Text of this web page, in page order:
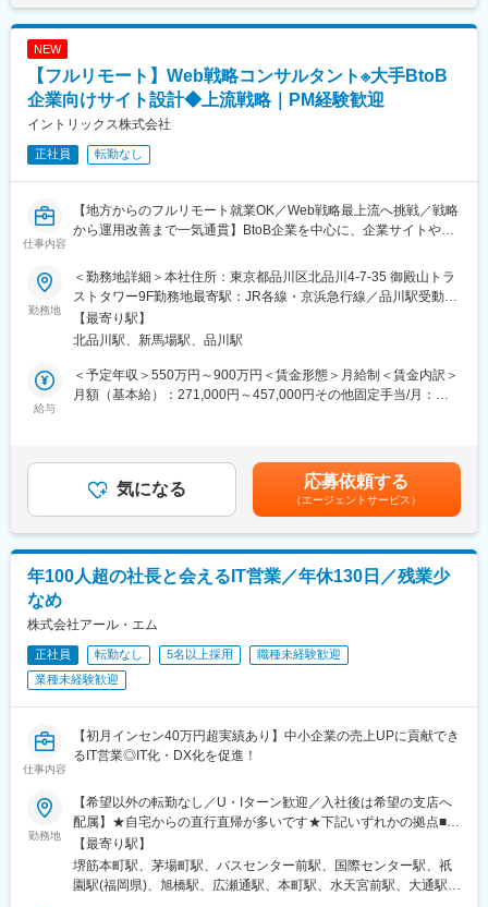
NEW
【フルリモート】Web戦略コンサルタント※大手BtoB
企業向けサイト設計◆上流戦略｜PM経験歓迎
イントリックス株式会社
正社員 転勤なし
仕事内容
【地方からのフルリモート就業OK／Web戦略最上流へ挑戦／戦略
から運用改善まで一気通貫】BtoB企業を中心に、企業サイトやデ
繋げる上流コンサルティングポジションです。
■企業概要
BtoB企業に特化したデジタルコミュニケーション支援会社です。
戦略・クリエイティブ・テクノロジーを掛け合わせ、企業サイト
構築からSEO、AIO、SNS活用、アクセス解析まで幅広く支援し
ています。
■採用背景
企業サイトに求められる役割が高度化し、グローバルサイト統合
■業務内容
BtoB企業が抱えるブランド認知向上や顧客接点強化、情報発信最
適化などの課題に対し、Webサイトを軸とした戦略立案から実行
・現状分析、競合分析
・サイト構想、要件定義
・プロジェクトマネジメント
・公開後の改善提案、運用支援
6名で構成されており、戦略立案から実行支援までチームで連携し
ながらプロジェクトを推進しています。
クライアントの広報責任者や経営層と直接対話し、企業サイト単
体ではなく事業戦略全体を踏まえた提案ができます。戦略立案だ
けでなく実行や改善まで携われる点が特徴です。
■求人魅力
・Web制作ではなく経営課題の整理や戦略策定など最上流工程に
挑戦できます。
勤務地
＜勤務地詳細＞本社住所：東京都品川区北品川4-7-35 御殿山トラ
ストタワー9F勤務地最寄駅：JR各線・京浜急行線／品川駅受動喫
煙対策：屋内全面禁煙変更の範囲：会社の定める事業所（リモー
トワーク含む）
【最寄り駅】
北品川駅、新馬場駅、品川駅
給与
＜予定年収＞550万円～900万円＜賃金形態＞月給制＜賃金内訳＞
月額（基本給）：271,000円～457,000円その他固定手当/月：
業手当＞有＜給与補足＞・ご経験に応じて最終的な年収を決定い
たします。・その他固定手当詳細：リモート手当（一律3,000円）
賃金はあくまでも目安の金額であり、選考を通じて上下する可能
性があります。月給(月額)は固定手当を含めた表記です。
気になる 応募依頼する
（エージェントサービス）
年100人超の社長と会えるIT営業／年休130日／残業少
なめ
株式会社アール・エム
正社員 転勤なし 5名以上採用
職種未経験歓迎
業種未経験歓迎
仕事内容
【初月インセン40万円超実績あり】中小企業の売上UPに貢献でき
るIT営業◎IT化・DX化を促進！
勤務地
【希望以外の転勤なし／U・Iターン歓迎／入社後は希望の支店へ
配属】★自宅からの直行直帰が多いです★下記いずれかの拠点■大
阪本社大阪市中央区安土町2-3-13 大阪国際ビルディング5F※営業
先は京都府、兵庫県、奈良県、和歌山県などを含む関西一円■関東
支店東京都中央区新川1-17-25 KDX東茅場町三洋ビル2F※営業先は
【最寄り駅】
堺筋本町駅、茅場町駅、バスセンター前駅、国際センター駅、祇
園駅(福岡県)、旭橋駅、広瀬通駅、本町駅、水天宮前駅、大通駅、